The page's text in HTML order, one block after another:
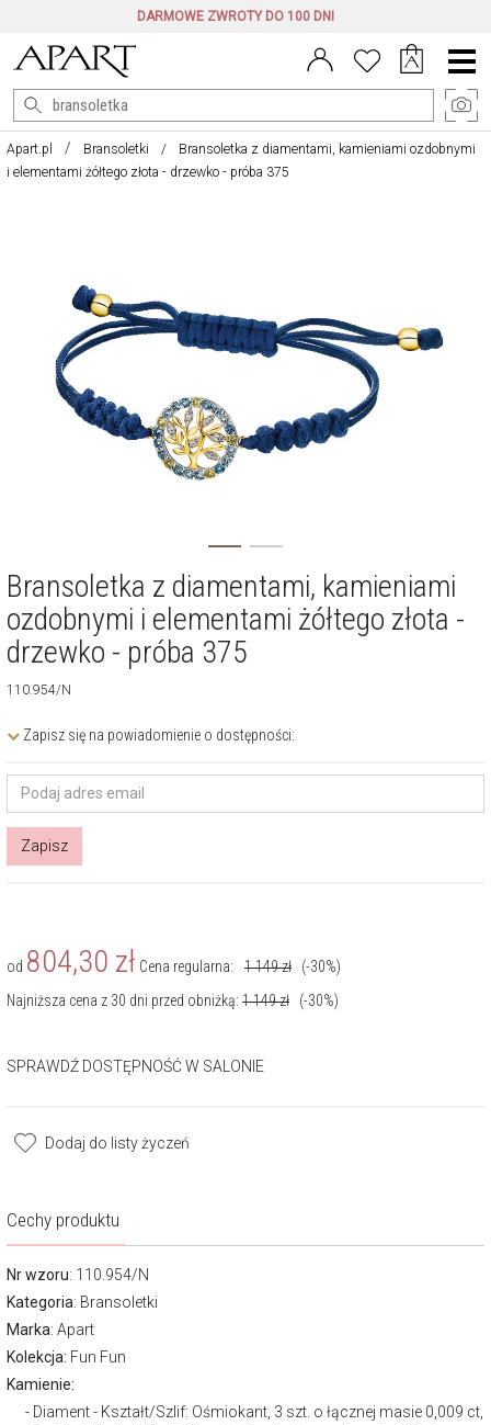
DARMOWE ZWROTY DO 100 DNI
Menu
główne
Apart.pl Bransoletki
Bransoletka z diamentami, kamieniami ozdobnymi
i elementami żółtego złota - drzewko - próba 375
Bransoletka z diamentami, kamieniami
ozdobnymi i elementami żółtego złota -
drzewko - próba 375
110.954/N
Zapisz się na powiadomienie o dostępności:
Zapisz
od 804,30 zł Cena regularna: 1 149zł
(-30%)
Najniższa cena z 30 dni przed obniżką: 1 149zł (-30%)
SPRAWDŹ DOSTĘPNOŚĆ W SALONIE
Dodaj do listy życzeń
Cechy produktu
Nr wzoru: 110.954/N
Kategoria: Bransoletki
Marka: Apart
Kolekcja: Fun Fun
Kamienie:
Diament - Kształt/Szlif: Ośmiokant, 3 szt. o łącznej masie 0,009 ct,